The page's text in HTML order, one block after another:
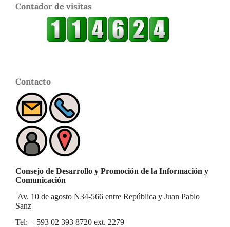
Contador de visitas
Contacto
Consejo de Desarrollo y Promoción de la Información y
Comunicación
Av. 10 de agosto N34-566 entre República y Juan Pablo
Sanz
Tel: +593 02 393 8720 ext. 2279